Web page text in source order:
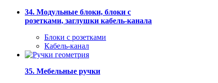
34. Модульные блоки, блоки с
розетками, заглушки кабель-канала
Блоки с розетками
Кабель-канал
35. Мебельные ручки